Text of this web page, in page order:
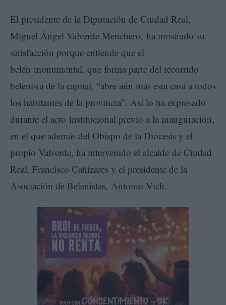
El presidente de la Diputación de Ciudad Real,
Miguel Ángel Valverde Menchero, ha mostrado su
satisfacción porque entiende que el
belén monumental, que forma parte del recorrido
belenista de la capital, “abre aún más esta casa a todos
los habitantes de la provincia”. Así lo ha expresado
durante el acto institucional previo a la inauguración,
en el que además del Obispo de la Diócesis y el
propio Valverde, ha intervenido el alcalde de Ciudad
Real, Francisco Cañizares y el presidente de la
Asociación de Belenistas, Antonio Vich.